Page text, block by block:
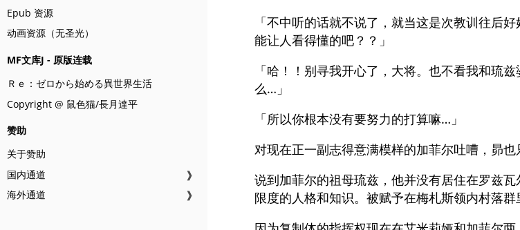
Epub 资源
动画资源（无圣光）
MF文库J - 原版连载
Ｒｅ：ゼロから始める異世界生活
Copyright @ 鼠色猫/長月達平
赞助
关于赞助
国内通道
❱
海外通道
❱
「不中听的话就不说了，就当这是次教训往后
能让人看得懂的吧？？」
「哈！！别寻我开心了，大将。也不看我和琉
么…」
「所以你根本没有要努力的打算嘛…」
对现在正一副志得意满模样的加菲尔吐嘈，昴
说到加菲尔的祖母琉兹，他并没有居住在罗兹
限度的人格和知识。被赋予在梅札斯领内村落群